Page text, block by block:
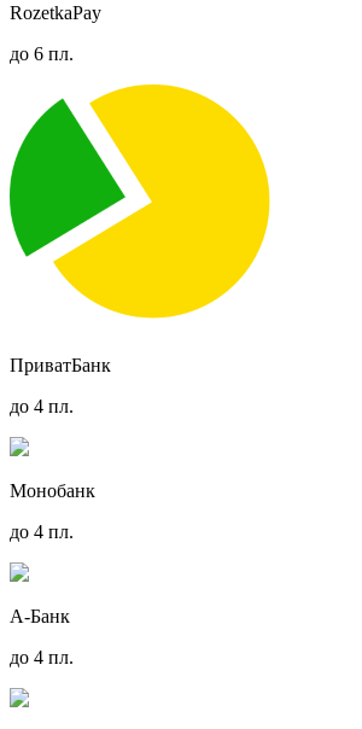
RozetkaPay
до 6 пл.
ПриватБанк
до 4 пл.
Монобанк
до 4 пл.
А-Банк
до 4 пл.